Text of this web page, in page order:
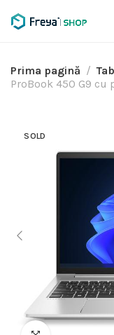
Prima pagină
ProBook 450 G9 cu
SOLD